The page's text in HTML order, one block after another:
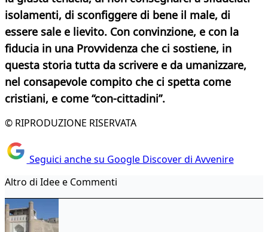
isolamenti, di sconfiggere di bene il male, di
essere sale e lievito. Con convinzione, e con la
fiducia in una Provvidenza che ci sostiene, in
questa storia tutta da scrivere e da umanizzare,
nel consapevole compito che ci spetta come
cristiani, e come “con-cittadini”.
© RIPRODUZIONE RISERVATA
Seguici anche su Google Discover di Avvenire
Altro di Idee e Commenti